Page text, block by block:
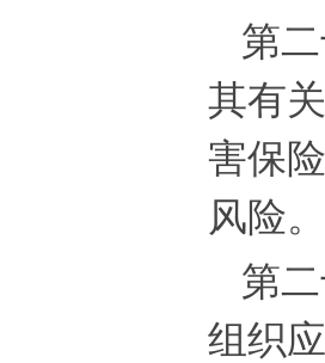
第
其有
害保
风险。
第
组织